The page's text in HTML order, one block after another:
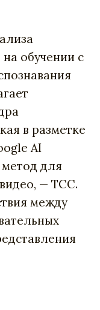
обучении с
в разметке
AI
для
— TCC.
между